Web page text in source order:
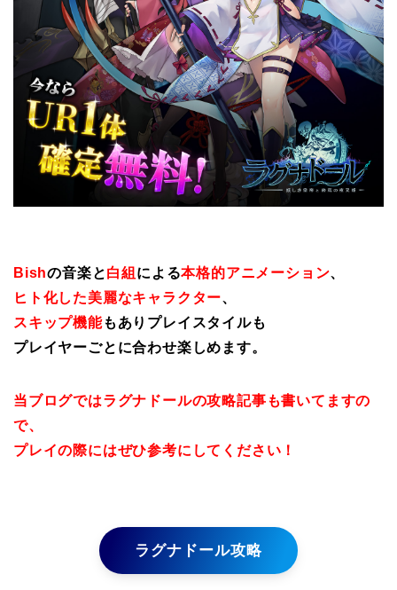
Bishの音楽と白組 による本格的アニメーション、
ヒト化した美麗なキャラクター、
スキップ機能もありプレイスタイルも
プレイヤーごとに合わせ楽しめます。
当ブログではラグナドールの攻略記事も書いてますの
で、
プレイの際にはぜひ参考にしてください！
ラグナドール攻略